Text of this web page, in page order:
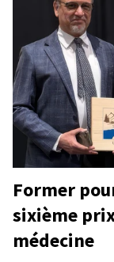
Former
sixième
médecine